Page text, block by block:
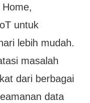
untuk
lebih mudah.
masalah
dari berbagai
data